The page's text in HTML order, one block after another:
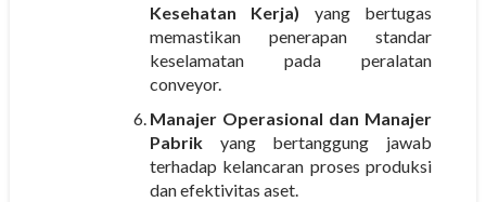
Kesehatan Kerja) yang bertugas
memastikan penerapan standar
keselamatan pada peralatan
conveyor.
Manajer Operasional dan Manajer
Pabrikyang bertanggung jawab
terhadap kelancaran proses produksi
dan efektivitas aset.